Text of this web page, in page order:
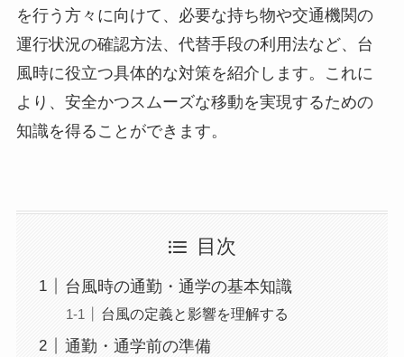
を行う方々に向けて、必要な持ち物や交通機関の
運行状況の確認方法、代替手段の利用法など、台
風時に役立つ具体的な対策を紹介します。これに
より、安全かつスムーズな移動を実現するための
知識を得ることができます。
目次
台風時の通勤・通学の基本知識
台風の定義と影響を理解する
通勤・通学前の準備